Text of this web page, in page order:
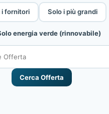
i fornitori Solo i più grandi
energia verde (rinnovabile)
Cerca Offerta